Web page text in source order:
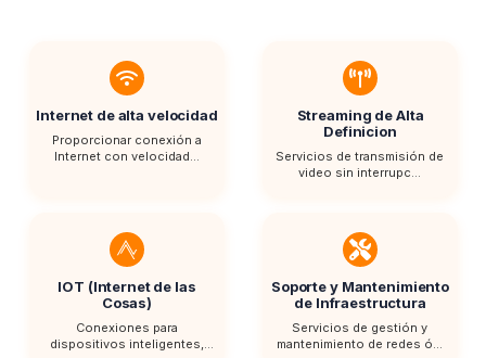
Internet de alta velocidad
Proporcionar conexión a
Internet con velocidad...
Streaming de Alta
Definicion
Servicios de transmisión de
video sin interrupc...
IOT (Internet de las
Cosas)
Conexiones para
dispositivos inteligentes,
Soporte y Mantenimiento
de Infraestructura
Servicios de gestión y
mantenimiento de redes ó...